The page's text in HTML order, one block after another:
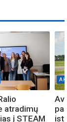
atradimų
į STEAM